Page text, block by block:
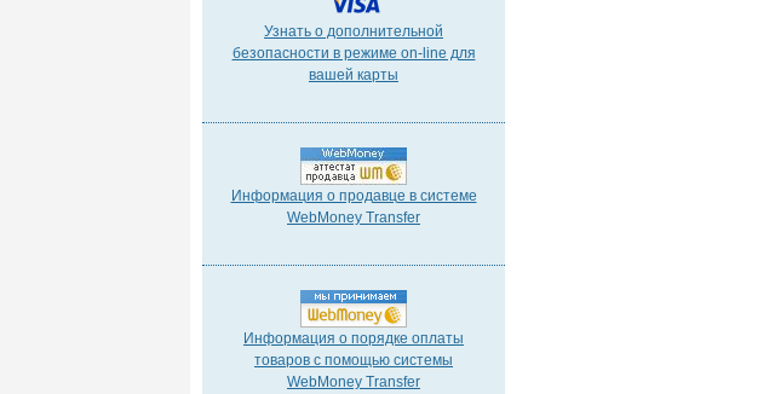
Узнать о дополнительной
безопасности в режиме on-line для
вашей карты
Информация о продавце в системе
WebMoney Transfer
Информация о порядке оплаты
товаров с помощью системы
WebMoney Transfer